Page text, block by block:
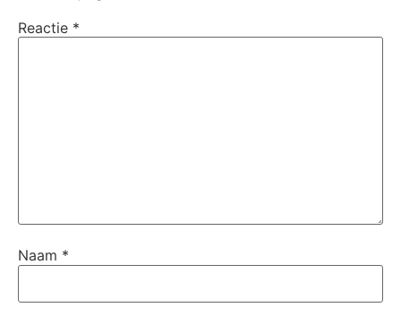
Reactie *
Naam *